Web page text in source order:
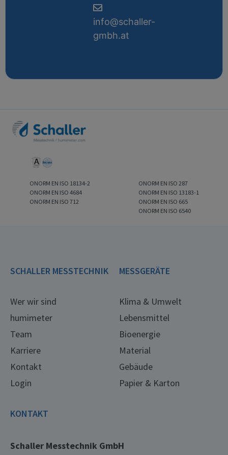
info@schaller-
gmbh.at
ONORM EN ISO 18134-2
ONORM EN ISO 4684
ONORM EN ISO 712
ONORM EN ISO 287
ONORM EN ISO 13183-1
ONORM EN ISO 665
ONORM EN ISO 6540
SCHALLER MESSTECHNIK
Wer wir sind
humimeter
Team
Karriere
Kontakt
Login
MESSGERÄTE
Klima & Umwelt
Lebensmittel
Bioenergie
Material
Gebäude
Papier & Karton
KONTAKT
Schaller Messtechnik GmbH